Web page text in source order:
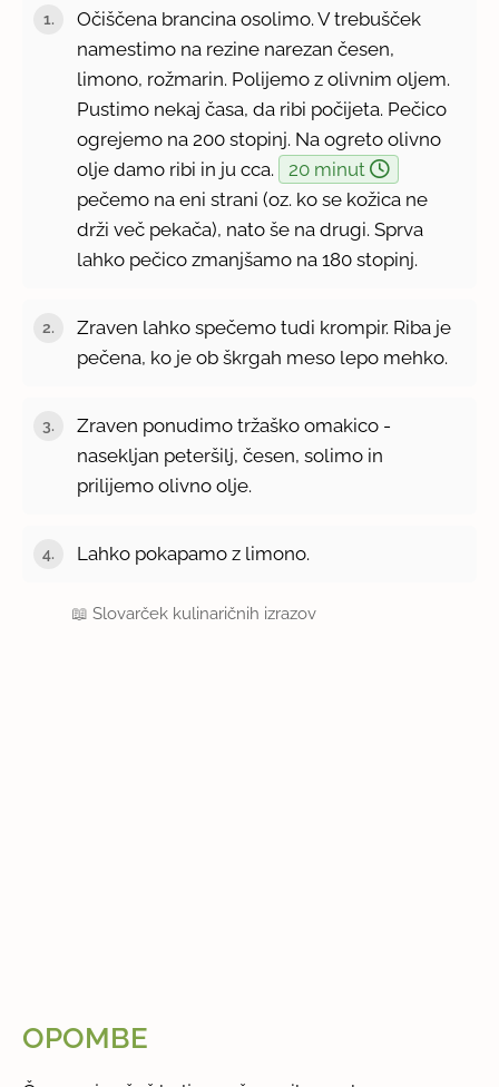
Očiščena brancina osolimo. V trebušček
namestimo na rezine narezan česen,
limono, rožmarin. Polijemo z olivnim oljem.
Pustimo nekaj časa, da ribi počijeta. Pečico
ogrejemo na 200 stopinj. Na ogreto olivno
olje damo ribi in ju cca.
20 minut
pečemo na eni strani (oz. ko se kožica ne
drži več pekača), nato še na drugi. Sprva
lahko pečico zmanjšamo na 180 stopinj.
Zraven lahko spečemo tudi krompir. Riba je
pečena, ko je ob škrgah meso lepo mehko.
Zraven ponudimo tržaško omakico -
nasekljan peteršilj, česen, solimo in
prilijemo olivno olje.
Lahko pokapamo z limono.
📖Slovarček kulinaričnih izrazov
OPOMBE